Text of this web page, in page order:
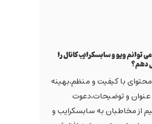
توانم ویو و سابسکرایب کانال را
دهم؟
با کیفیت و منظم،بهینه
و توضیحات،دعوت
از مخاطبان به سابسکرایب و